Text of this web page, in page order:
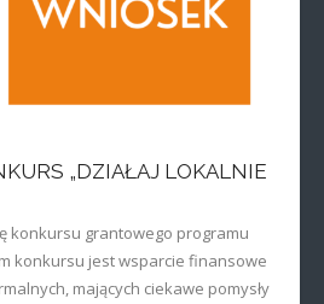
„DZIAŁAJ LOKALNIE
konkursu grantowego programu
konkursu jest wsparcie finansowe
mających ciekawe pomysły